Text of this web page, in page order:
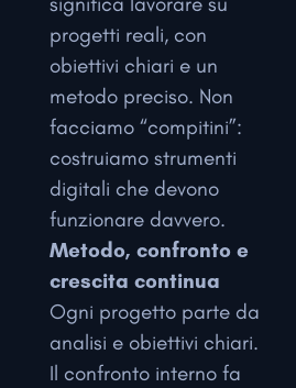
progetti reali, con
obiettivi chiari e un
metodo preciso. Non
facciamo “compitini”:
costruiamo strumenti
digitali che devono
funzionare davvero.
Metodo, confronto e
crescita continua
Ogni progetto parte da
analisi e obiettivi chiari.
Il confronto interno fa